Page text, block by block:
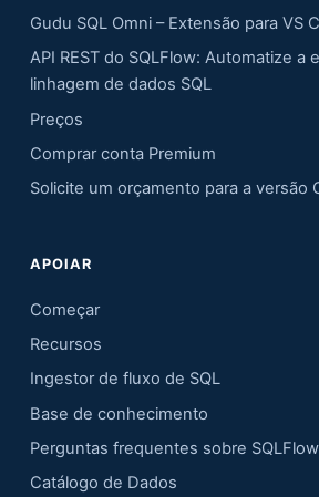
Gudu SQL Omni – Extensão para VS
API REST do SQLFlow: Automatize a
linhagem de dados SQL
Preços
Comprar conta Premium
Solicite um orçamento para a versão
APOIAR
Começar
Recursos
Ingestor de fluxo de SQL
Base de conhecimento
Perguntas frequentes sobre SQLFlow
Catálogo de Dados